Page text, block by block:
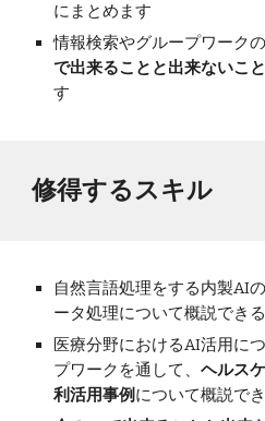
にまとめます
情報検索やグループワーク
で出来ることと出来ないこと
す
修得するスキル
自然言語処理をする内製AI
ータ処理について概説できる
医療分野におけるAI活用に
プワークを通して、ヘルス
利活用事例 について概説で